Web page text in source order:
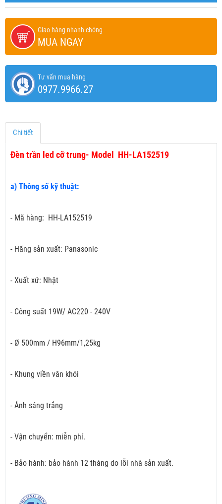
Giao hàng nhanh chóng
MUA NGAY
Tư vấn mua hàng
0977.9966.27
Chi tiết
Đèn trần led cỡ trung- Model HH-LA152519
a) Thông số kỹ thuật:
- Mã hàng: HH-LA152519
- Hãng sản xuất: Panasonic
- Xuất xứ: Nhật
- Công suất 19W/ AC220 - 240V
- Ø 500mm / H96mm/1,25kg
- Khung viền vân khói
- Ánh sáng trắng
- Vận chuyển: miễn phí.
- Bảo hành: bảo hành 12 tháng do lỗi nhà sản xuất.